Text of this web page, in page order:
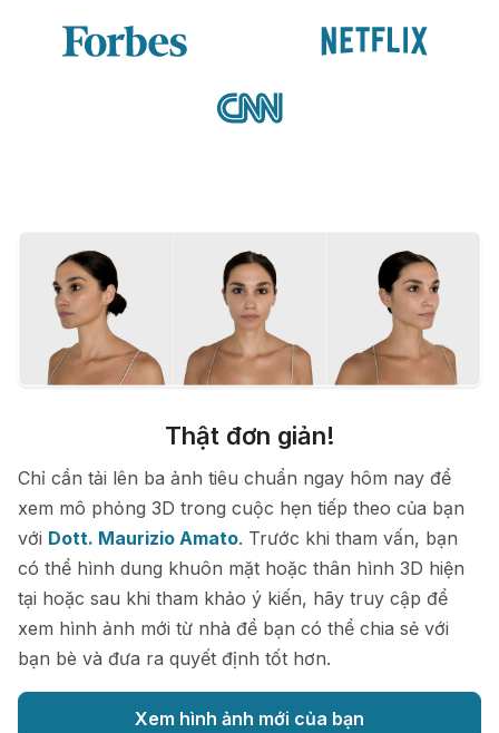
Thật đơn giản!
Chỉ cần tải lên ba ảnh tiêu chuẩn ngay hôm nay để
xem mô phỏng 3D trong cuộc hẹn tiếp theo của bạn
với Dott. Maurizio Amato. Trước khi tham vấn, bạn
có thể hình dung khuôn mặt hoặc thân hình 3D hiện
tại hoặc sau khi tham khảo ý kiến, hãy truy cập để
xem hình ảnh mới từ nhà để bạn có thể chia sẻ với
bạn bè và đưa ra quyết định tốt hơn.
Xem hình ảnh mới của bạn